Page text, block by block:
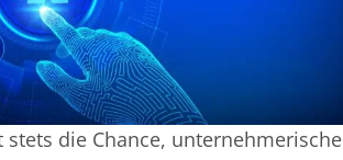
die Chance, unternehmerische